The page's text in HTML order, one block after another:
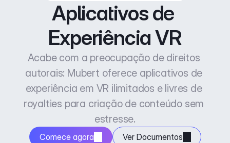
Aplicativos de
Experiência VR
Acabe com a preocupação de direitos
autorais: Mubert oferece aplicativos de
experiência em VR ilimitados e livres de
royalties para criação de conteúdo sem
estresse.
Comece agora Ver Documentos